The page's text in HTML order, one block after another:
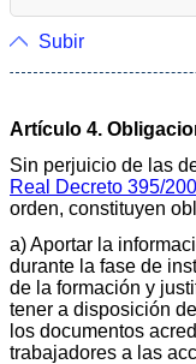
Subir
Artículo 4.
Sin perjuicio de las
Real Decreto 395/
orden, constituyen
a) Aportar la
durante la fase de
de la formación y
tener a disposición
los documentos
trabajadores a las